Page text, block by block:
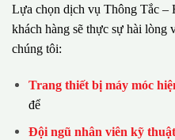
Lựa chọn dịch vụ Thông Tắc –
khách hàng sẽ thực sự hài lòng
chúng tôi:
Trang thiết bị máy móc
để
Đội ngũ nhân viên kỹ